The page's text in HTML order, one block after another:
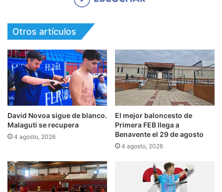
Otros artículos
David Novoa sigue de blanco.
Malaguti se recupera
4 agosto, 2026
El mejor baloncesto de
Primera FEB llega a
Benavente el 29 de agosto
4 agosto, 2026